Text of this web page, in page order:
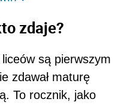
zdaje?
są pierwszym
zdawał maturę
To rocznik, jako